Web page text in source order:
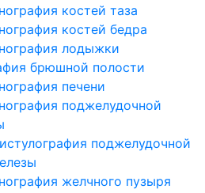
костей таза
костей бедра
лодыжки
брюшной полости
печени
поджелудочной
поджелудочной
желчного пузыря